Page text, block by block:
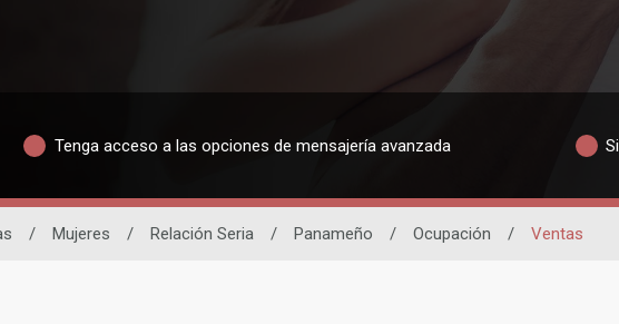
Tenga acceso a las opciones de mensajería avanzada
/ Mujeres / Relación Seria / Panameño / Ocupación / Ventas